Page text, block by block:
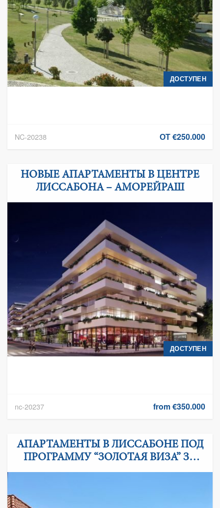
ДОСТУПЕН
NC-20238 ОТ €250.000
НОВЫЕ АПАРТАМЕНТЫ В ЦЕНТРЕ
ЛИССАБОНА – АМОРЕЙРАШ
ДОСТУПЕН
nc-20237 from €350.000
АПАРТАМЕНТЫ В ЛИССАБОНЕ ПОД
ПРОГРАММУ “ЗОЛОТАЯ ВИЗА” ЗА
РЕКОНСТРУКЦИЮ 350.000 ЕВРО